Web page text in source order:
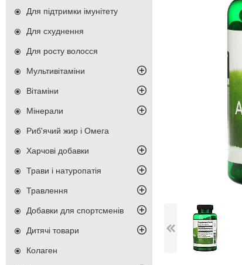
Для підтримки імунітету
Для схуднення
Для росту волосся
Мультивітаміни
Вітаміни
Мінерали
Риб'ячий жир і Омега
Харчові добавки
Трави і натуропатія
Травлення
Добавки для спортсменів
Дитячі товари
Колаген